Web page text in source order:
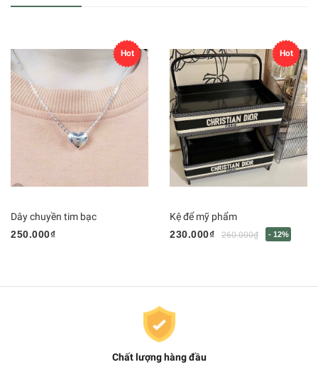
Hot
Dây chuyền tim bạc
250.000₫
Hot
Kệ để mỹ phẩm
230.000₫
260.000₫ - 12%
Chất lượng hàng đầu